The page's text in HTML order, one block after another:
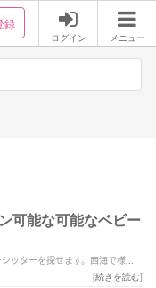
録
ログイン メニュー
可能な可能なベビー
ッターを探せます。西海で様々
合わせて選んでいただけます。
[続きを読む]